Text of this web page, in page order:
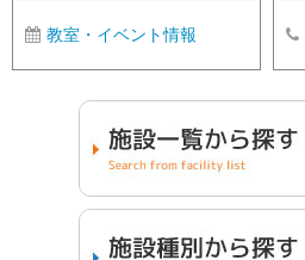
教室・イベント情報